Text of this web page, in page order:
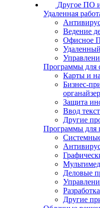
Другое ПО
Удаленная
Ведение
Офисное
Программы для
Карты и
Бизнес-
Защита
Ввод
Другие
Программы для
Деловые
Другие